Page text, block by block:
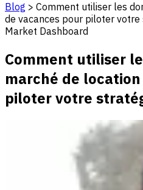
Blog > Comment utiliser les
de vacances pour piloter
Market Dashboard
Comment utiliser
marché de
piloter votre